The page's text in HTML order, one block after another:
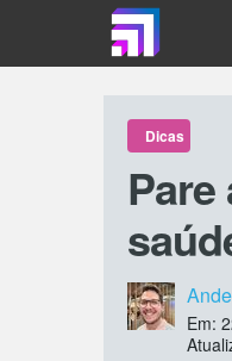
Dicas
Em: